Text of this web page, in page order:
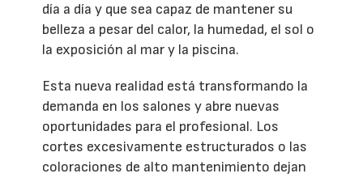
día a día y que sea capaz de mantener su
belleza a pesar del calor, la humedad, el sol o
la exposición al mar y la piscina.
Esta nueva realidad está transformando la
demanda en los salones y abre nuevas
oportunidades para el profesional. Los
cortes excesivamente estructurados o las
coloraciones de alto mantenimiento dejan